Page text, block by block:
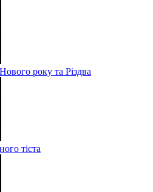
року та Різдва
тіста